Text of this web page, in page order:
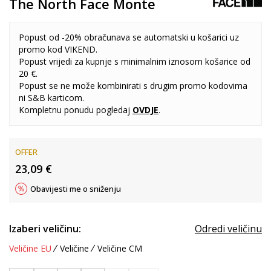
The North Face Monte
Popust od -20% obračunava se automatski u košarici uz
promo kod VIKEND.
Popust vrijedi za kupnje s minimalnim iznosom košarice od
20 €.
Popust se ne može kombinirati s drugim promo kodovima
ni S&B karticom.
Kompletnu ponudu pogledaj OVDJE.
OFFER
23,09 €
Obavijesti me o sniženju
Izaberi veličinu: Odredi veličinu
Veličine EU Veličine Veličine CM